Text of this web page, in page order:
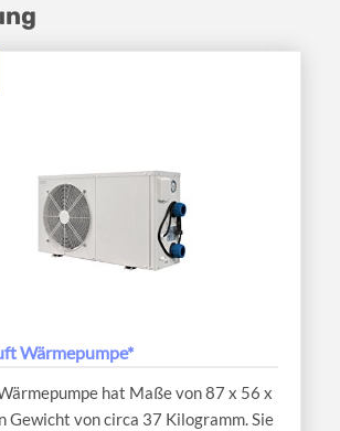
Wärmepumpe*
hat Maße von 87 x 56 x
Gewicht von circa 37 Kilogramm. Sie